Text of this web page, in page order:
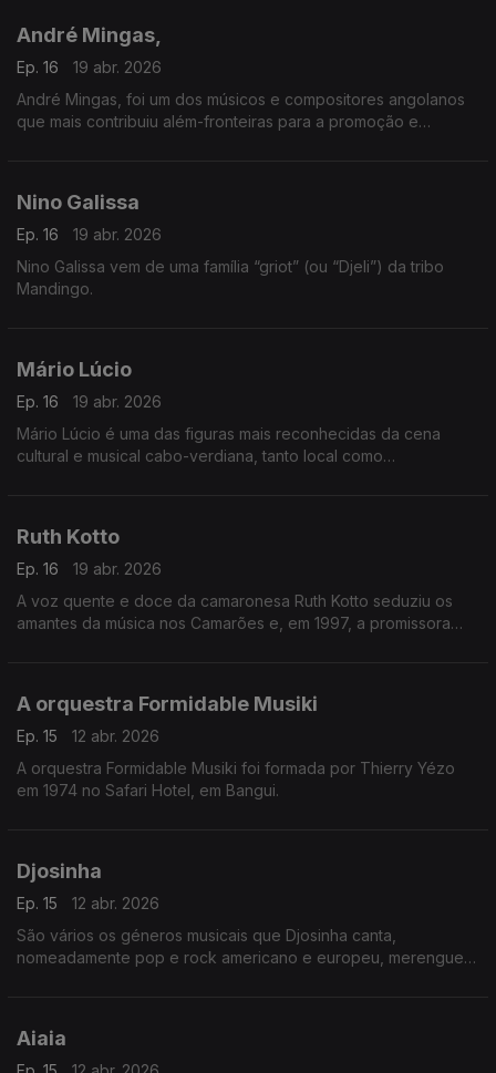
André Mingas,
Ep. 16
19 abr. 2026
André Mingas, foi um dos músicos e compositores angolanos
que mais contribuiu além-fronteiras para a promoção e
Nino Galissa
Ep. 16
19 abr. 2026
Nino Galissa vem de uma família “griot” (ou “Djeli”) da tribo
Mandingo.
Mário Lúcio
Ep. 16
19 abr. 2026
Mário Lúcio é uma das figuras mais reconhecidas da cena
cultural e musical cabo-verdiana, tanto local como
Ruth Kotto
Ep. 16
19 abr. 2026
A voz quente e doce da camaronesa Ruth Kotto seduziu os
amantes da música nos Camarões e, em 1997, a promissora
A orquestra Formidable Musiki
Ep. 15
12 abr. 2026
A orquestra Formidable Musiki foi formada por Thierry Yézo
em 1974 no Safari Hotel, em Bangui.
Djosinha
Ep. 15
12 abr. 2026
São vários os géneros musicais que Djosinha canta,
nomeadamente pop e rock americano e europeu, merengue
Aiaia